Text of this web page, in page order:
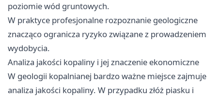
poziomie wód gruntowych.
W praktyce profesjonalne rozpoznanie geologiczne
znacząco ogranicza ryzyko związane z prowadzeniem
wydobycia.
Analiza jakości kopaliny i jej znaczenie ekonomiczne
W geologii kopalnianej bardzo ważne miejsce zajmuje
analiza jakości kopaliny. W przypadku złóż piasku i